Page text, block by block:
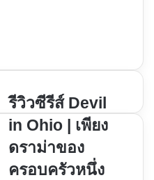
รีวิว
ซี
รีส์
Devil
in
รีวิวซีรีส์ Devil
in Ohio | เพียง
ดราม่าของ
ครอบครัวหนึ่ง